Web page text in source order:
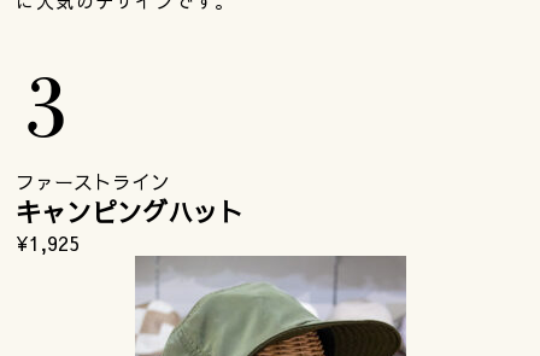
ファーストライン
キャンピングハット
¥1,925